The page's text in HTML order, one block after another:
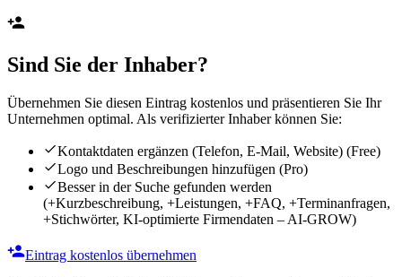
Sind Sie der Inhaber?
Übernehmen Sie diesen Eintrag kostenlos und präsentieren Sie Ihr
Unternehmen optimal. Als verifizierter Inhaber können Sie:
Kontaktdaten ergänzen (Telefon, E-Mail, Website) (Free)
Logo und Beschreibungen hinzufügen (Pro)
Besser in der Suche gefunden werden
(+Kurzbeschreibung, +Leistungen, +FAQ, +Terminanfragen,
+Stichwörter, KI-optimierte Firmendaten – AI-GROW)
Eintrag kostenlos übernehmen